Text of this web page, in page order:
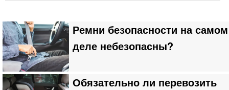
Ремни безопасности на самом
деле небезопасны?
Обязательно ли перевозить